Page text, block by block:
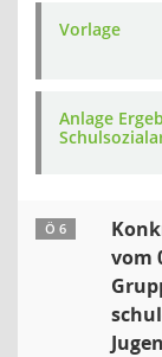
Vorlage
Anlage
Ö 6
vom